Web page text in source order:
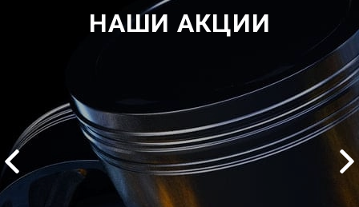
НАШИ АКЦИИ